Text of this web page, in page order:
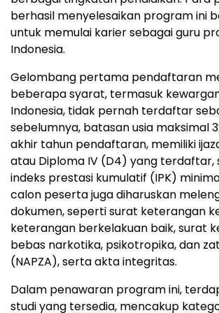
berhasil menyelesaikan program ini
untuk memulai karier sebagai guru
Indonesia.
Gelombang pertama pendaftaran
beberapa syarat, termasuk
Indonesia, tidak pernah terdaftar
sebelumnya, batasan usia maksimal
akhir tahun pendaftaran, memiliki
atau Diploma IV (D4) yang terdaftar,
indeks prestasi kumulatif (IPK)
calon peserta juga diharuskan
dokumen, seperti surat keterangan
keterangan berkelakuan baik, surat
bebas narkotika, psikotropika, dan
(NAPZA), serta akta integritas.
Dalam penawaran program ini,
studi yang tersedia, mencakup